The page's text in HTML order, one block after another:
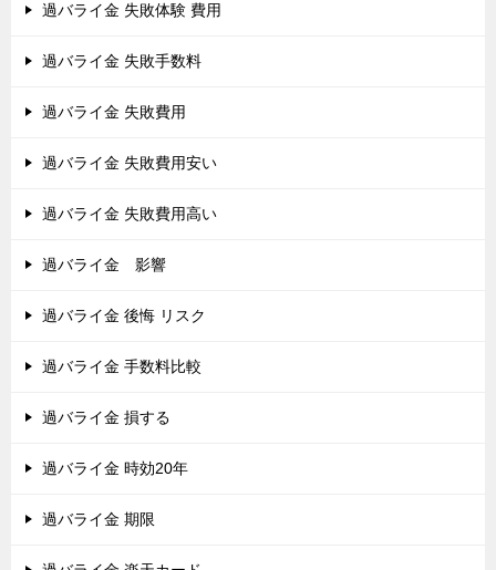
過バライ金 失敗体験 費用
過バライ金 失敗手数料
過バライ金 失敗費用
過バライ金 失敗費用安い
過バライ金 失敗費用高い
過バライ金 影響
過バライ金 後悔 リスク
過バライ金 手数料比較
過バライ金 損する
過バライ金 時効20年
過バライ金 期限